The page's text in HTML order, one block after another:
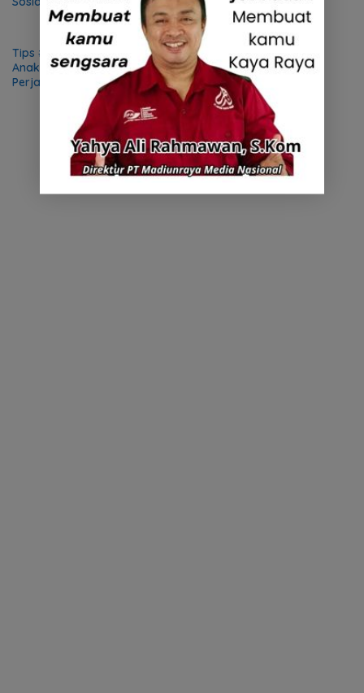
Tips #Cari_Aman Bonceng
Anak ke Sekolah, Wujudkan
Perjalanan yang Nyaman
MPM Honda Jatim Terus
Dukung Persebaya